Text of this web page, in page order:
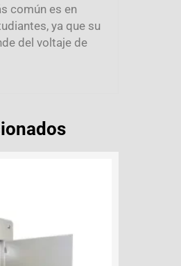
común es en
ya que su
del voltaje de